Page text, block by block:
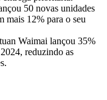
50 novas unidades
mais 12% para o seu
Waimai lançou 35%
reduzindo as